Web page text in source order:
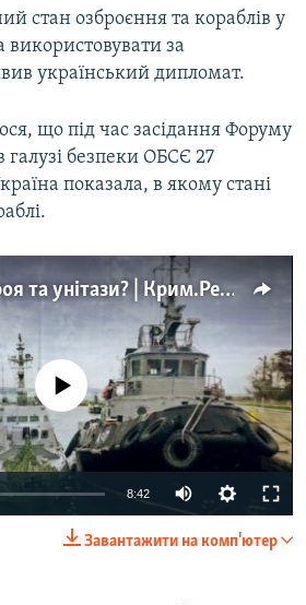
стан озброєння та кораблів у
за
український дипломат.
що під час засідання Форуму
галузі безпеки ОБСЄ 27
показала, в якому стані
Куди зникли зброя та унітази? | Крим.Реалії
source currently available
8:42
Завантажити на комп'ютер